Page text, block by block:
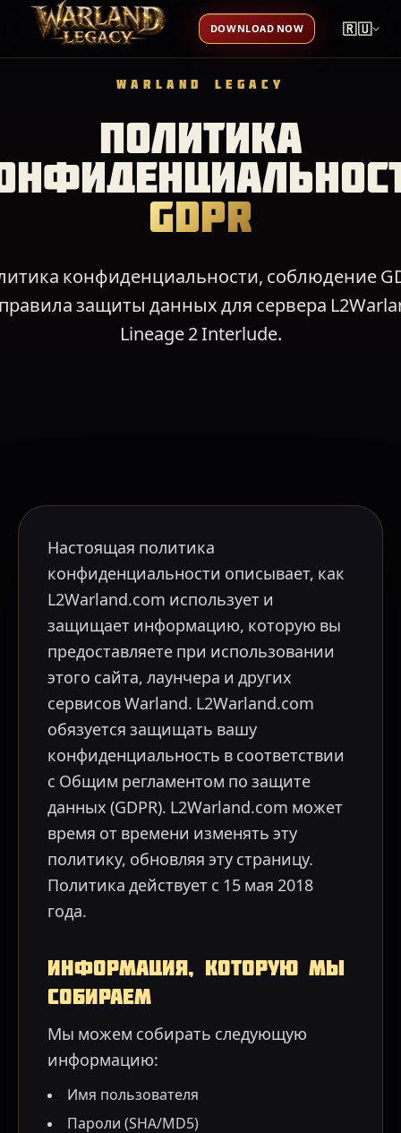
DOWNLOAD NOW 🇷🇺
WARLAND LEGACY
Политика
GDPR
конфиденциальности, соблюдение
защиты данных для сервера
Lineage 2 Interlude.
Настоящая политика
конфиденциальности описывает, как
L2Warland.com использует и
защищает информацию, которую вы
предоставляете при использовании
этого сайта, лаунчера и других
сервисов Warland. L2Warland.com
обязуется защищать вашу
конфиденциальность в соответствии
с Общим регламентом по защите
данных (GDPR). L2Warland.com может
время от времени изменять эту
политику, обновляя эту страницу.
Политика действует с 15 мая 2018
года.
Информация, которую мы
собираем
Мы можем собирать следующую
информацию:
Имя пользователя
Пароли (SHA/MD5)